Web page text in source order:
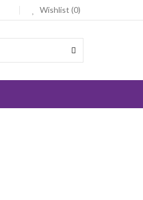
Wishlist (0)